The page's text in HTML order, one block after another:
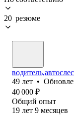
20 резюме
49 лет •
40 000 ₽
Общий опыт
19 лет 9 месяцев